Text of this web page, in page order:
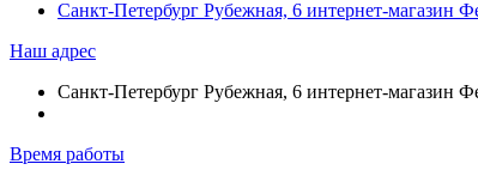
Санкт-Петербург Рубежная, 6 интернет-магазин
Наш адрес
Санкт-Петербург Рубежная, 6 интернет-магазин
Время работы